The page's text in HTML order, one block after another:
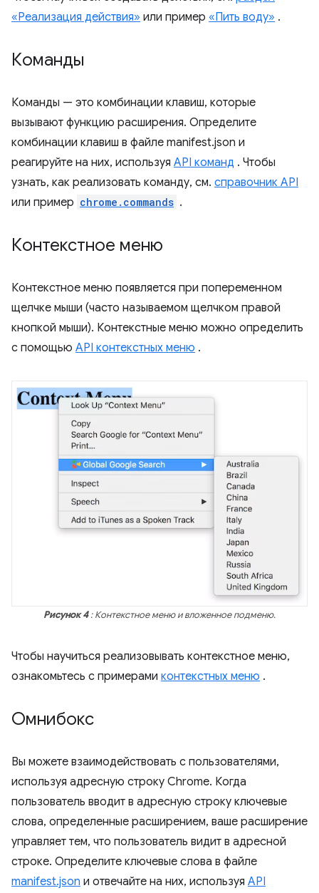
«Реализация действия» или пример «Пить воду» .
Команды
Команды — это комбинации клавиш, которые
вызывают функцию расширения. Определите
комбинации клавиш в файле manifest.json и
реагируйте на них, используя API команд . Чтобы
узнать, как реализовать команду, см. справочник API
или пример chrome.commands .
Контекстное меню
Контекстное меню появляется при попеременном
щелчке мыши (часто называемом щелчком правой
кнопкой мыши). Контекстные меню можно определить
с помощью API контекстных меню .
Рисунок 4: Контекстное меню и вложенное подменю.
Чтобы научиться реализовывать контекстное меню,
ознакомьтесь с примерами контекстных меню .
Омнибокс
Вы можете взаимодействовать с пользователями,
используя адресную строку Chrome. Когда
пользователь вводит в адресную строку ключевые
слова, определенные расширением, ваше расширение
управляет тем, что пользователь видит в адресной
строке. Определите ключевые слова в файле
manifest.json и отвечайте на них, используя API